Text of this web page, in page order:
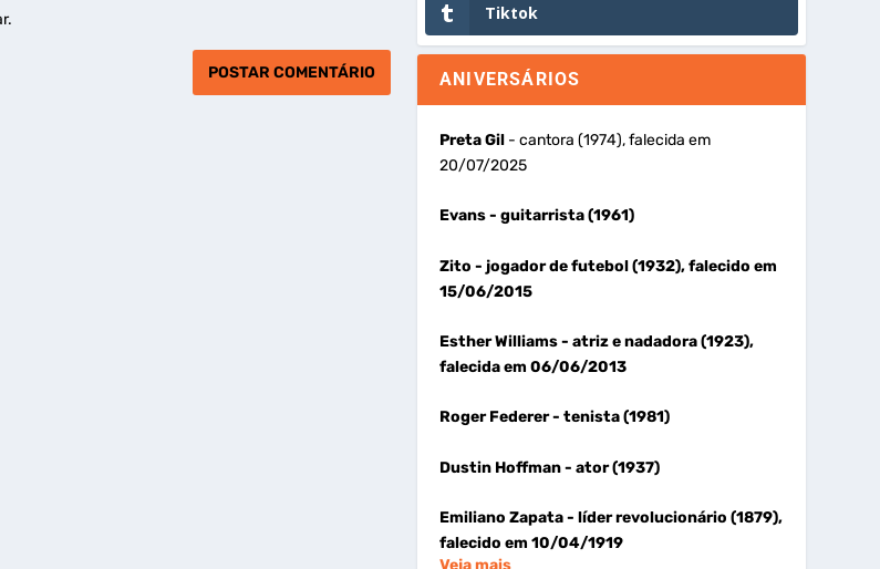
Tiktok
ANIVERSÁRIOS
Preta Gil- cantora (1974), falecida em
20/07/2025
Evans- guitarrista (1961)
Zito - jogador de futebol (1932), falecido em
15/06/2015
Esther Williams- atriz e nadadora (1923),
falecida em 06/06/2013
Roger Federer- tenista (1981)
Dustin Hoffman- ator (1937)
Emiliano Zapata- líder revolucionário (1879),
falecido em 10/04/1919
Veja mais